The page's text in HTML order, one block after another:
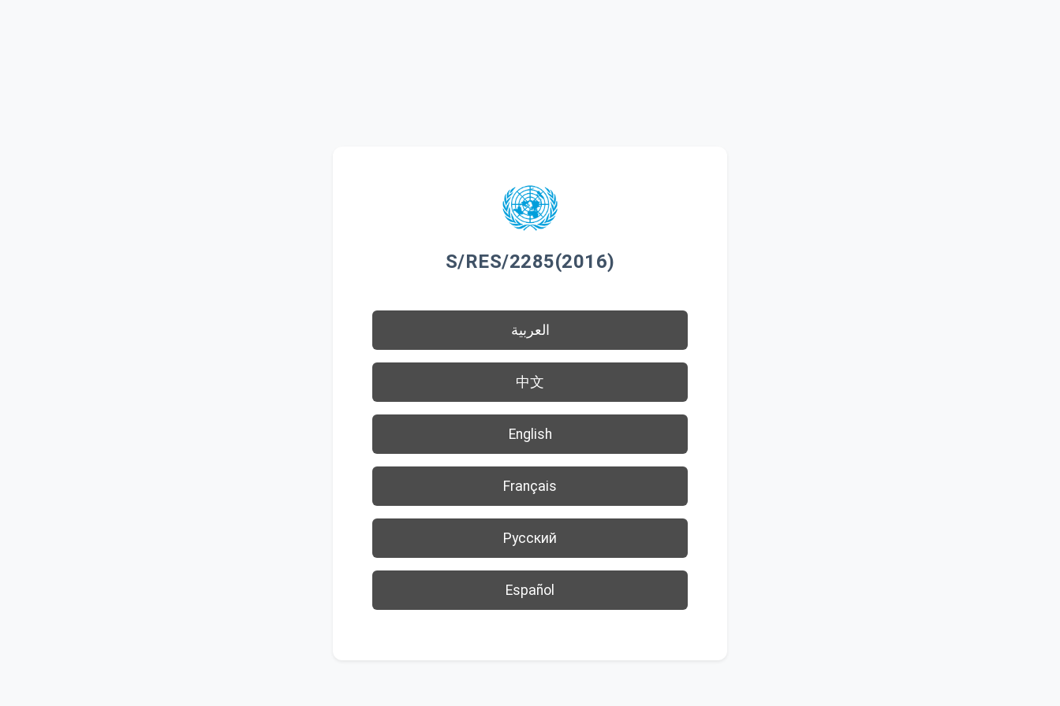
S/RES/2285(2016)
العربية
中文
English
Français
Русский
Español